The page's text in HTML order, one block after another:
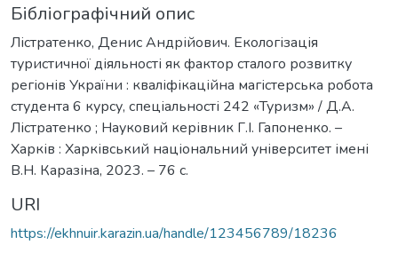
Бібліографічний опис
Лістратенко, Денис Андрійович. Екологізація
туристичної діяльності як фактор сталого розвитку
регіонів України : кваліфікаційна магістерська робота
студента 6 курсу, спеціальності 242 «Туризм» / Д.А.
Лістратенко ; Науковий керівник Г.І. Гапоненко. –
Харків : Харківський національний університет імені
В.Н. Каразіна, 2023. – 76 с.
URI
https://ekhnuir.karazin.ua/handle/123456789/18236